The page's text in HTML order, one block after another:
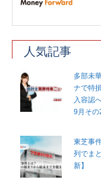
人気記事
多部未
ナで特
入容認
9月その
東芝事
列でま
新】